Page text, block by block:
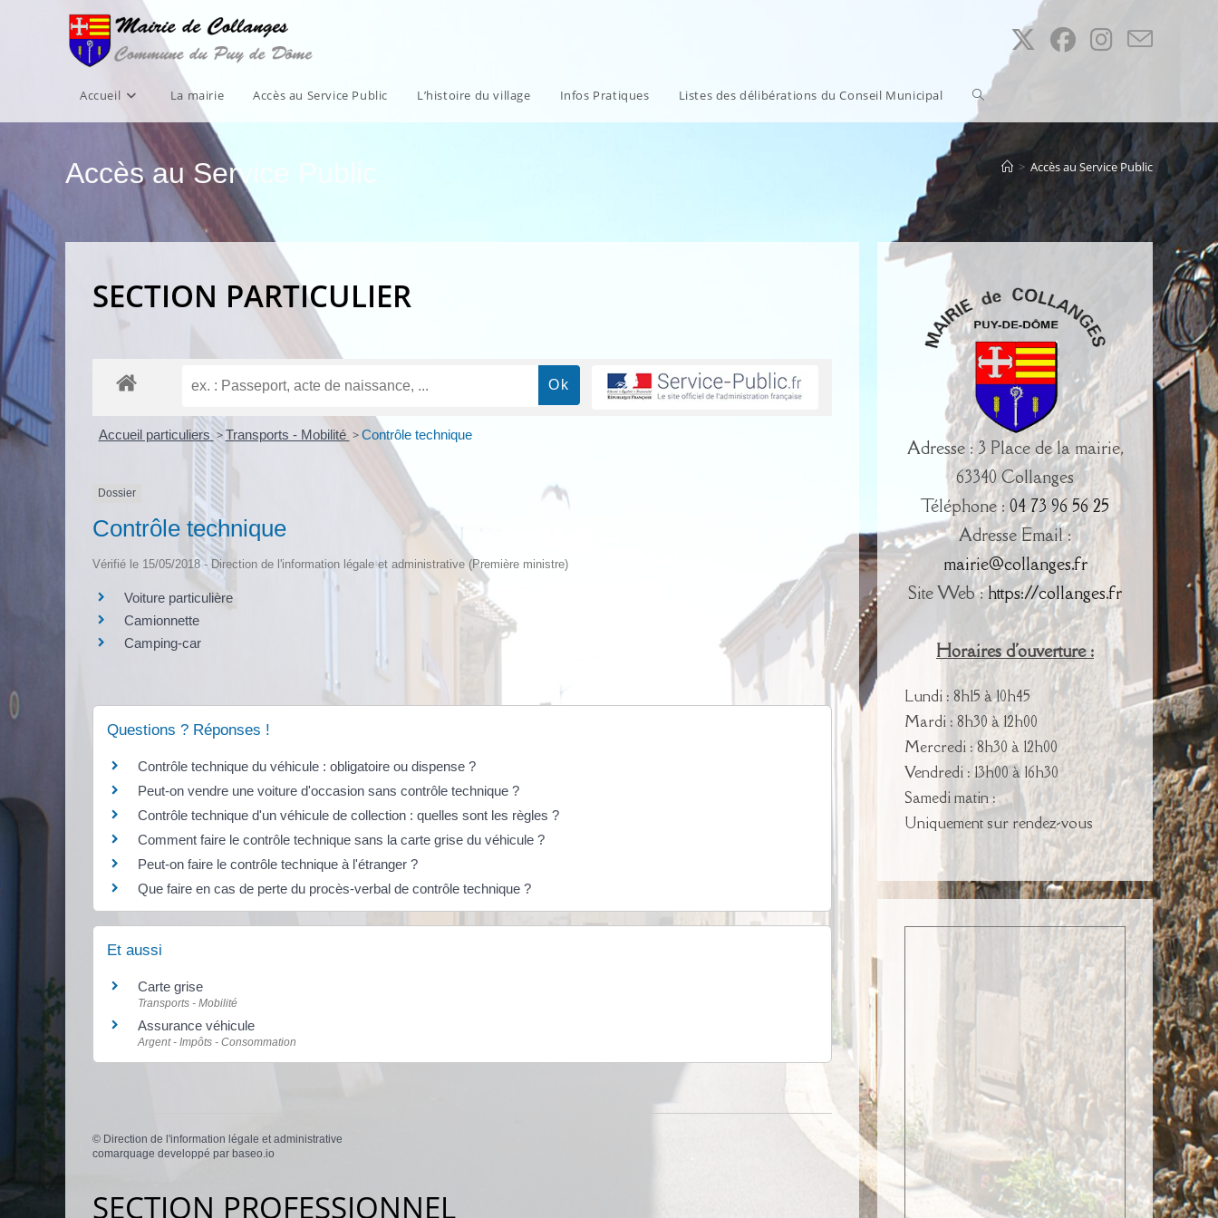
Accueil La mairie Accès au Service Public L’histoire du village Infos Pratiques Listes des délibérations du Conseil Municipal Toggle
website
Accès au Service Public > Accès au Service Public
SECTION PARTICULIER
Accueil particuliers > Transports - Mobilité > Contrôle technique
Dossier
Contrôle technique
Vérifié le 15/05/2018 - Direction de l'information légale et administrative (Première ministre)
Voiture particulière
Camionnette
Camping-car
Questions ? Réponses !
Contrôle technique du véhicule : obligatoire ou dispense ?
Peut-on vendre une voiture d'occasion sans contrôle technique ?
Contrôle technique d'un véhicule de collection : quelles sont les règles ?
Comment faire le contrôle technique sans la carte grise du véhicule ?
Peut-on faire le contrôle technique à l'étranger ?
Que faire en cas de perte du procès-verbal de contrôle technique ?
Et aussi
Carte grise
Transports - Mobilité
Assurance véhicule
Argent - Impôts - Consommation
© Direction de l'information légale et administrative
comarquage developpé par baseo.io
SECTION PROFESSIONNEL
Adresse : 3 Place de la mairie,
63340 Collanges
Téléphone :04 73 96 56 25
Adresse Email :
mairie@collanges.fr
Site Web :https://collanges.fr
Horaires d'ouverture :
Lundi : 8h15 à 10h45
Mardi : 8h30 à 12h00
Mercredi : 8h30 à 12h00
Vendredi : 13h00 à 16h30
Samedi matin :
Uniquement sur rendez-vous